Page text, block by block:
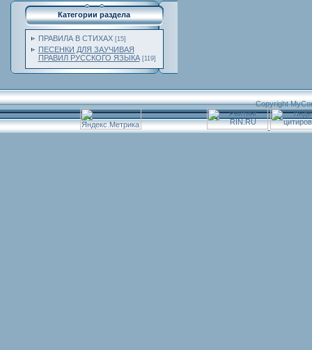
Категории раздела
ПРАВИЛА В СТИХАХ [15]
ПЕСЕНКИ ДЛЯ ЗАУЧИВАЯ
ПРАВИЛ РУССКОГО ЯЗЫКА [119]
Copyright